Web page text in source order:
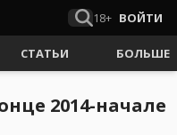
18+ ВОЙТИ
СТАТЬИ БОЛЬШЕ
2014-начале